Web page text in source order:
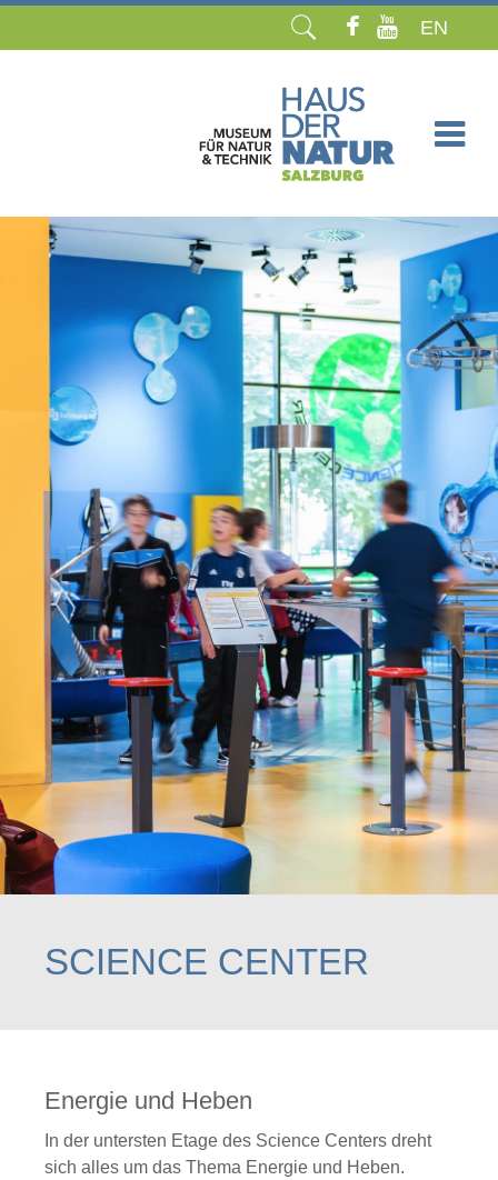
EN
überspringen
SCIENCE CENTER
Energie und Heben
In der untersten Etage des Science Centers dreht
sich alles um das Thema Energie und Heben.